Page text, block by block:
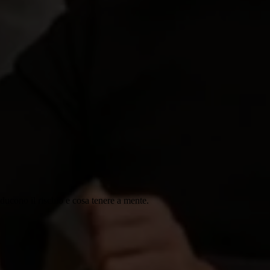
il rischio e cosa tenere a mente.